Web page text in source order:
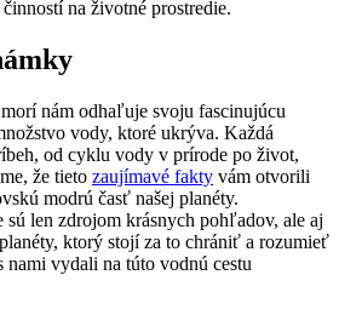
na životné prostredie.
nám odhaľuje svoju fascinujúcu
vody, ktoré ukrýva. Každá
od cyklu vody v prírode po život,
že tieto zaujímavé fakty vám otvorili
modrú časť našej planéty.
sú len zdrojom krásnych pohľadov, ale aj
ktorý stojí za to chrániť a rozumieť
nami vydali na túto vodnú cestu